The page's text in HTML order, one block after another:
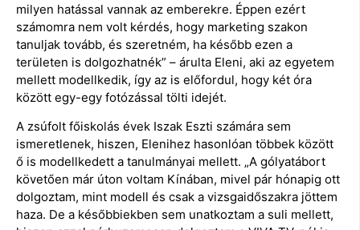
milyen hatással vannak az emberekre. Éppen ezért
számomra nem volt kérdés, hogy marketing szakon
tanuljak tovább, és szeretném, ha később ezen a
területen is dolgozhatnék” – árulta Eleni, aki az egyetem
mellett modellkedik, így az is előfordul, hogy két óra
között egy-egy fotózással tölti idejét.
A zsúfolt főiskolás évek Iszak Eszti számára sem
ismeretlenek, hiszen, Elenihez hasonlóan többek között
ő is modellkedett a tanulmányai mellett. „A gólyatábort
követően már úton voltam Kínában, mivel pár hónapig ott
dolgoztam, mint modell és csak a vizsgaidőszakra jöttem
haza. De a későbbiekben sem unatkoztam a suli mellett,